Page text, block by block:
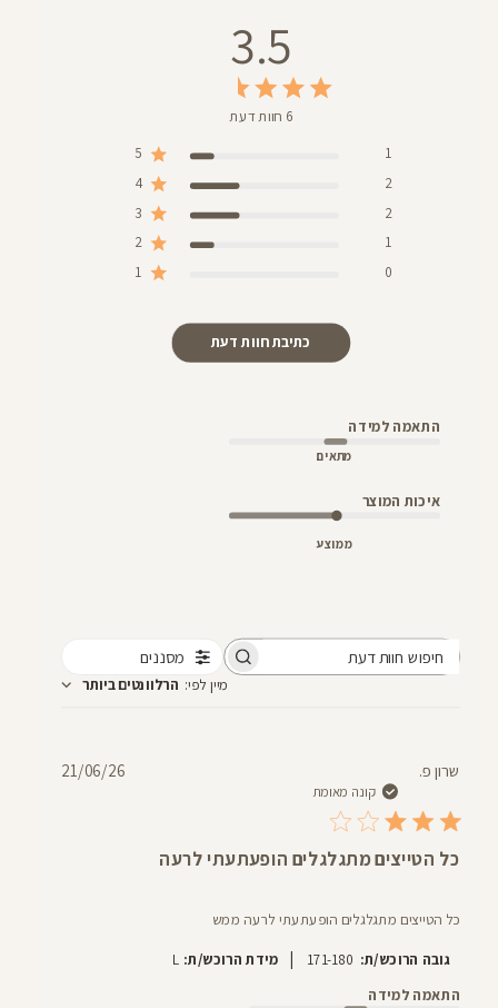
3.5
6 חוות דעת
5
1
4
2
3
2
2 1
1 0
כתיבת חוות דעת
התאמה למידה
מתאים
איכות המוצר
ממוצע
מסננים
מיין לפי: הרלוונטים ביותר
שרון פ.
קונה מאומת
כל הטייצים מתגלגלים הופעתעתי לרעה
כל הטייצים מתגלגלים הופעתעתי לרעה ממש
גובה הרוכש/ת: 171-180 מידת הרוכש/ת: L
התאמה למידה
21/06/26